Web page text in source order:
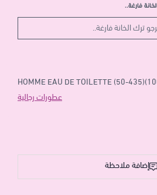
فارغة..
HOMME EAU DE TOILETTE (50-
عطورات رجالية
إضافة ملاحظة